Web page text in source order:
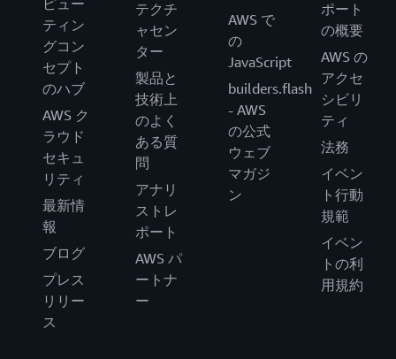
ピュー
ティン
グコン
セプト
のハブ
AWS ク
ラウド
セキュ
リティ
最新情
報
ブログ
プレス
リリー
ス
テクチ
ャセン
ター
製品と
技術上
のよく
ある質
問
アナリ
ストレ
ポート
AWS パ
ートナ
ー
AWS で
の
JavaScript
builders.flash
- AWS
の公式
ウェブ
マガジ
ン
ポート
の概要
AWS の
アクセ
シビリ
ティ
法務
イベン
ト行動
規範
イベン
トの利
用規約